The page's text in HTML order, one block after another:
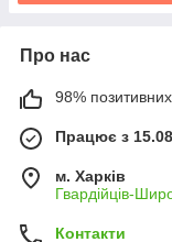
Про нас
98% позитивних
Працює з
м. Харків
Гвардійців-
Контакти